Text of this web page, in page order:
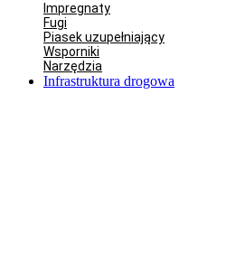
Impregnaty
Fugi
Piasek uzupełniający
Wsporniki
Narzędzia
Infrastruktura drogowa